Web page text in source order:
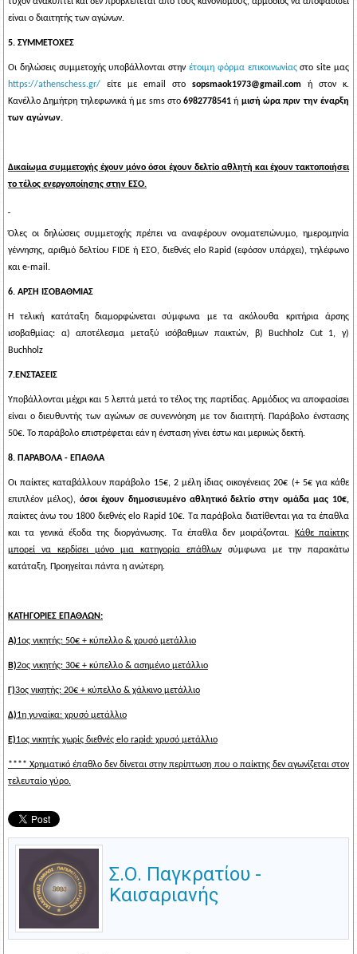
είναι ο διαιτητής των αγώνων.
5. ΣΥΜΜΕΤΟΧΕΣ
Οι δηλώσεις συμμετοχής υποβάλλονται στην έτοιμη φόρμα επικοινωνίαςστοsite μας
https://athenschess.gr/ είτε με email στο sopsmaok1973@gmail.com
ή στον κ.
Κανέλλο Δημήτρη τηλεφωνικά ή με sms στο6982778541 ή μισή ώρα πριν την έναρξη
των αγώνων.
Δικαίωμα συμμετοχής έχουν μόνο όσοι έχουν δελτίο αθλητή και έχουν τακτοποιήσει
το τέλος ενεργοποίησης στην ΕΣΟ.
Όλες οι δηλώσεις συμμετοχής πρέπει να αναφέρουν ονοματεπώνυμο, ημερομηνία
γέννησης, αριθμό δελτίου FIDE ή ΕΣΟ, διεθνές elo Rapid (εφόσον υπάρχει), τηλέφωνο
και e-mail.
6. ΑΡΣΗ ΙΣΟΒΑΘΜΙΑΣ
Η τελική κατάταξη διαμορφώνεται σύμφωνα με τα ακόλουθα κριτήρια άρσης
ισοβαθμίας: α)αποτέλεσμα μεταξύ ισόβαθμων παικτών, β) Buchholz Cut1,γ)
Buchholz
7.ΕΝΣΤΑΣΕΙΣ
Υποβάλλονται μέχρι και 5 λεπτά μετά το τέλος της παρτίδας. Αρμόδιος να αποφασίσει
είναι ο διευθυντής των αγώνων σε συνεννόηση με τον διαιτητή. Παράβολο ένστασης
50€. Το παράβολο επιστρέφεται εάν η ένσταση γίνει έστω και μερικώς δεκτή.
8. ΠΑΡΑΒΟΛΑ - ΕΠΑΘΛΑ
Οι παίκτες καταβάλλουν παράβολο 15€, 2 μέλη ίδιας οικογένειας 20€ (+ 5€ για κάθε
επιπλέον μέλος), όσοι έχουν δημοσιευμένο αθλητικό δελτίο στην ομάδα μας 10€,
παίκτες άνω του 1800 διεθνέςelo Rapid 10€. Τα παράβολα διατίθενται για τα έπαθλα
και τα γενικά έξοδα της διοργάνωσης. Τα έπαθλα δεν μοιράζονται.
Κάθε παίκτης
μπορεί να κερδίσει μόνο μια κατηγορία επάθλων σύμφωνα με την παρακάτω
κατάταξη. Προηγείται πάντα η ανώτερη.
ΚΑΤΗΓΟΡΙΕΣ ΕΠΑΘΛΩΝ:
Α)1ος νικητής: 50€ + κύπελλο & χρυσό μετάλλιο
Β)2ος νικητής: 30€ + κύπελλο & ασημένιο μετάλλιο
Γ)3ος νικητής: 20€ + κύπελλο & χάλκινο μετάλλιο
Δ)1η γυναίκα: χρυσό μετάλλιο
Ε)1ος νικητής χωρίς διεθνές elo rapid: χρυσό μετάλλιο
**** Χρηματικό έπαθλο δεν δίνεται στην περίπτωση που ο παίκτης δεν αγωνίζεται στον
τελευταίο γύρο.
Σ.Ο. Παγκρατίου -
Καισαριανής